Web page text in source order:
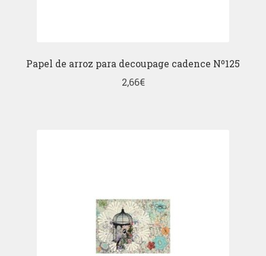
Papel de arroz para decoupage cadence Nº125
2,66€